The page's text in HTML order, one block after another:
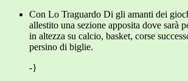
Con Lo Traguardo Di gli amanti dei
allestito una sezione apposita dove sarà
in altezza su calcio, basket, corse
persino di biglie.
-}